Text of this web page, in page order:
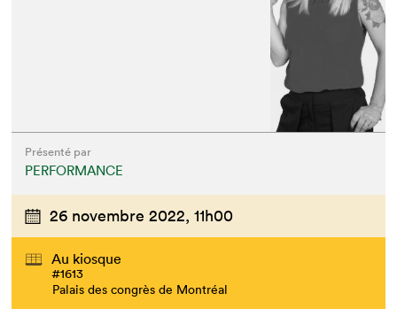
Présenté par
PERFORMANCE
26 novembre 2022, 11h00
Au kiosque
#1613
Palais des congrès de Montréal